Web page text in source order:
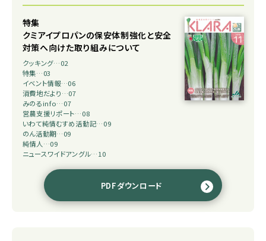
特集
クミアイプロパンの保安体制強化と安全
対策へ向けた取り組みについて
クッキング…02
特集…03
イベント情報…06
消費地だより…07
みのるinfo…07
営農支援リポート…08
いわて純情むすめ活動記…09
のん活動期…09
純情人…09
ニュースワイドアングル…10
PDFダウンロード